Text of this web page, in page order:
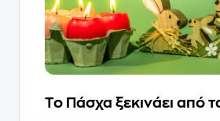
Το Πάσχα ξεκινάει από